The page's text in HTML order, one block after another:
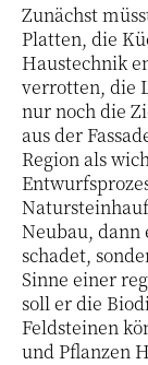
Zunächst
Platten, die
Haustechnik
verrotten, die
nur noch die
aus der
Region als
Neubau,
schadet,
Sinne einer
soll er die
Feldsteinen
und Pflanzen